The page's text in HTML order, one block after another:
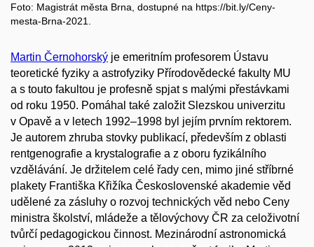
Foto: Magistrát města Brna, dostupné na https://bit.ly/Ceny-
mesta-Brna-2021.
Martin Černohorský je emeritním profesorem Ústavu
teoretické fyziky a astrofyziky Přírodovědecké fakulty MU
a s touto fakultou je profesně spjat s malými přestávkami
od roku 1950. Pomáhal také založit Slezskou univerzitu
v Opavě a v letech 1992–1998 byl jejím prvním rektorem.
Je autorem zhruba stovky publikací, především z oblasti
rentgenografie a krystalografie a z oboru fyzikálního
vzdělávání. Je držitelem celé řady cen, mimo jiné stříbrné
plakety Františka Křižíka Československé akademie věd
udělené za zásluhy o rozvoj technických věd nebo Ceny
ministra školství, mládeže a tělovýchovy ČR za celoživotní
tvůrčí pedagogickou činnost. Mezinárodní astronomická